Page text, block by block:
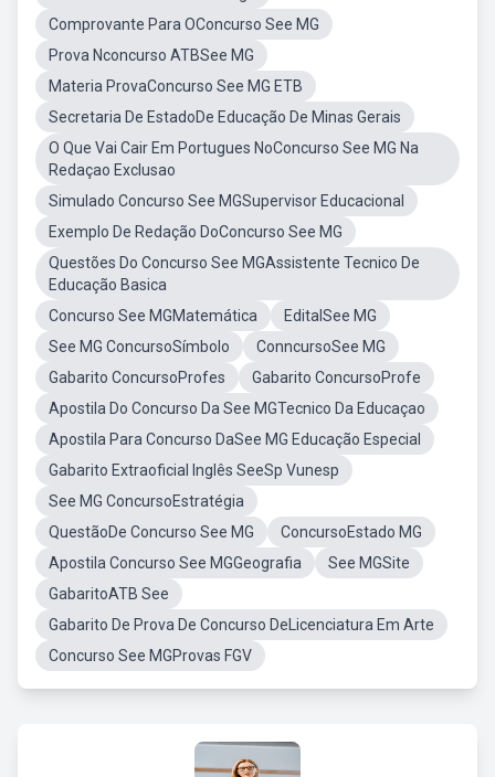
Comprovante Para OConcurso See MG
Prova Nconcurso ATBSee MG
Materia ProvaConcurso See MG ETB
Secretaria De EstadoDe Educação De Minas Gerais
O Que Vai Cair Em Portugues NoConcurso See MG Na
Redaçao Exclusao
Simulado Concurso See MGSupervisor Educacional
Exemplo De Redação DoConcurso See MG
Questões Do Concurso See MGAssistente Tecnico De
Educação Basica
Concurso See MGMatemática
EditalSee MG
See MG ConcursoSímbolo
ConncursoSee MG
Gabarito ConcursoProfes
Gabarito ConcursoProfe
Apostila Do Concurso Da See MGTecnico Da Educaçao
Apostila Para Concurso DaSee MG Educação Especial
Gabarito Extraoficial Inglês SeeSp Vunesp
See MG ConcursoEstratégia
QuestãoDe Concurso See MG
ConcursoEstado MG
Apostila Concurso See MGGeografia
See MGSite
GabaritoATB See
Gabarito De Prova De Concurso DeLicenciatura Em Arte
Concurso See MGProvas FGV